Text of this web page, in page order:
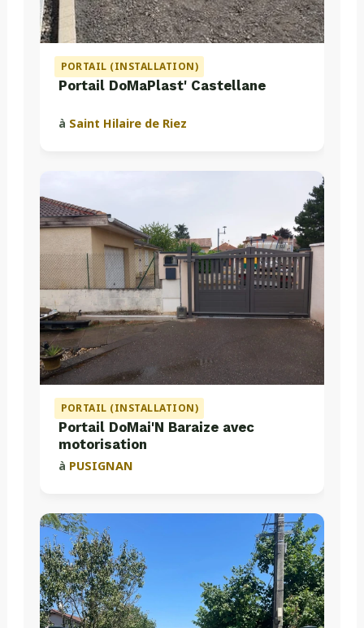
PORTAIL (INSTALLATION)
Portail DoMaPlast' Castellane
à Saint Hilaire de Riez
PORTAIL (INSTALLATION)
Portail DoMai'N Baraize avec
motorisation
à PUSIGNAN